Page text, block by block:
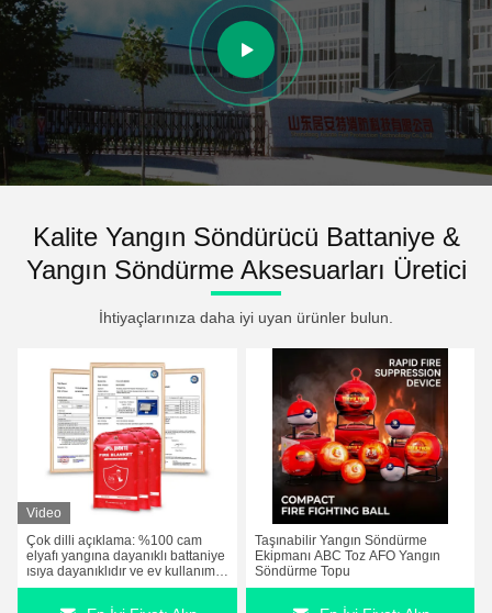
Kalite Yangın Söndürücü Battaniye &
Yangın Söndürme Aksesuarları Üretici
İhtiyaçlarınıza daha iyi uyan ürünler bulun.
Video
Çok dilli açıklama: %100 cam
elyafı yangına dayanıklı battaniye
ısıya dayanıklıdır ve ev kullanımı
için uygundur. Dünyanın her
yerindeki kullanıcılar için
Taşınabilir Yangın Söndürme
Ekipmanı ABC Toz AFO Yangın
Söndürme Topu